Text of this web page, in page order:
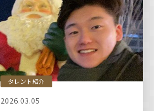
タレント紹介
2026.03.05